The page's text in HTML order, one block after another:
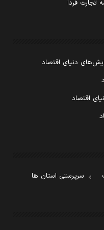
تجارت فردا
دنیای اقتصاد
اقتصاد
سرپرستی استان ها